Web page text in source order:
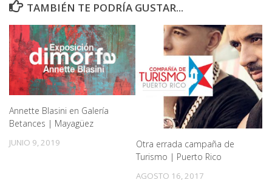
TAMBIÉN TE PODRÍA GUSTAR...
Annette Blasini en Galería
Betances | Mayagüez
JUNIO 9, 2019
Otra errada campaña de
Turismo | Puerto Rico
AGOSTO 16, 2017